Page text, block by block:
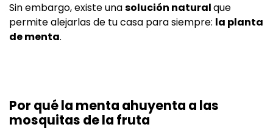
Sin embargo, existe unasolución naturalque
permite alejarlas de tu casa para siempre: la planta
de menta.
Por qué la menta ahuyenta a las
mosquitas de la fruta